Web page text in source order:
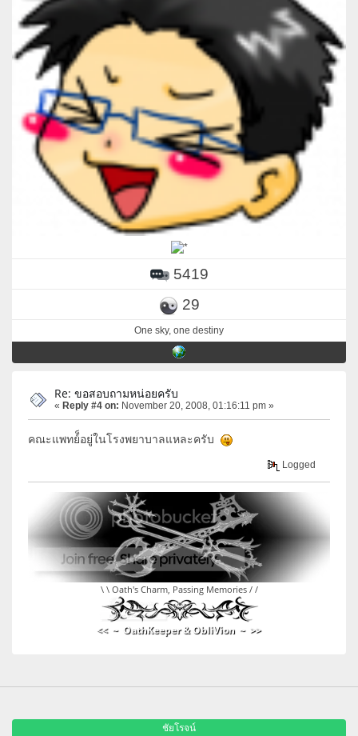
5419
29
One sky, one destiny
Re: ขอสอบถามหน่อยครับ
« Reply #4 on: November 20, 2008, 01:16:11 pm »
คณะแพทย์็อยู่ในโรงพยาบาลแหละครับ
Logged
\ \ Oath's Charm, Passing Memories / /
<< ~ OathKeeper & ObliVion ~ >>
ชัยโรจน์